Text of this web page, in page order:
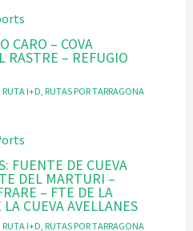
CARO – COVA
RASTRE – REFUGIO
RUTA I+D, RUTAS POR TARRAGONA
FUENTE DE CUEVA
DEL MARTURI –
– FTE DE LA
CUEVA AVELLANES
RUTA I+D, RUTAS POR TARRAGONA